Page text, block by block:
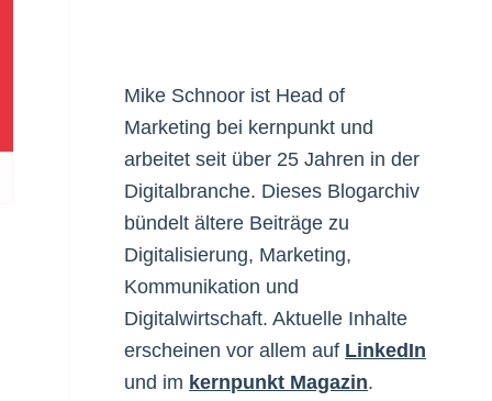
Mike Schnoor ist Head of
Marketing bei kernpunkt und
arbeitet seit über 25 Jahren in der
Digitalbranche. Dieses Blogarchiv
bündelt ältere Beiträge zu
Digitalisierung, Marketing,
Kommunikation und
Digitalwirtschaft. Aktuelle Inhalte
erscheinen vor allem auf LinkedIn
und im kernpunkt Magazin.